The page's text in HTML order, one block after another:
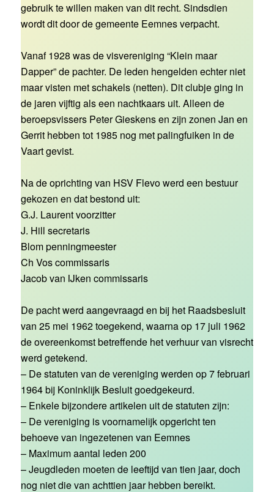
gebruik te willen maken van dit recht. Sindsdien
wordt dit door de gemeente Eemnes verpacht.
Vanaf 1928 was de visvereniging “Klein maar
Dapper” de pachter. De leden hengelden echter niet
maar visten met schakels (netten). Dit clubje ging in
de jaren vijftig als een nachtkaars uit. Alleen de
beroepsvissers Peter Gieskens en zijn zonen Jan en
Gerrit hebben tot 1985 nog met palingfuiken in de
Vaart gevist.
Na de oprichting van HSV Flevo werd een bestuur
gekozen en dat bestond uit:
G.J. Laurent voorzitter
J. Hill secretaris
Blom penningmeester
Ch Vos commissaris
Jacob van IJken commissaris
De pacht werd aangevraagd en bij het Raadsbesluit
van 25 mei 1962 toegekend, waarna op 17 juli 1962
de overeenkomst betreffende het verhuur van visrecht
werd getekend.
– De statuten van de vereniging werden op 7 februari
1964 bij Koninklijk Besluit goedgekeurd.
– Enkele bijzondere artikelen uit de statuten zijn:
– De vereniging is voornamelijk opgericht ten
behoeve van ingezetenen van Eemnes
– Maximum aantal leden 200
– Jeugdleden moeten de leeftijd van tien jaar, doch
nog niet die van achttien jaar hebben bereikt.